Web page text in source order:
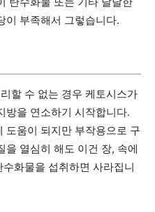
이 부족해서 그렇습니다.
할 수 없는 경우 케토시스가
방을 연소하기 시작합니다.
도움이 되지만 부작용으로 구
을 열심히 해도 이건 장, 속에
화물을 섭취하면 사라집니